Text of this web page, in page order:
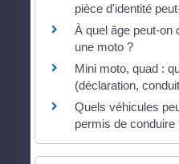
pièce d'identité
À quel âge peut-on
une moto ?
Mini moto, quad :
(déclaration,
Quels véhicules
permis de conduire